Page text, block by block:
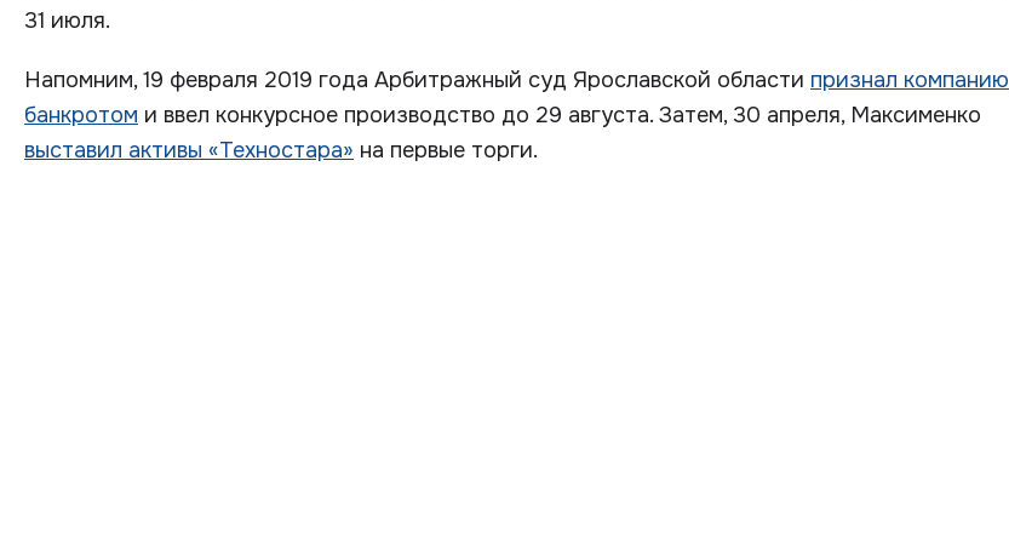
31 июля.
Напомним, 19 февраля 2019 года Арбитражный суд Ярославской области признал компанию
банкротом и ввел конкурсное производство до 29 августа. Затем, 30 апреля, Максименко
выставил активы «Техностара» на первые торги.